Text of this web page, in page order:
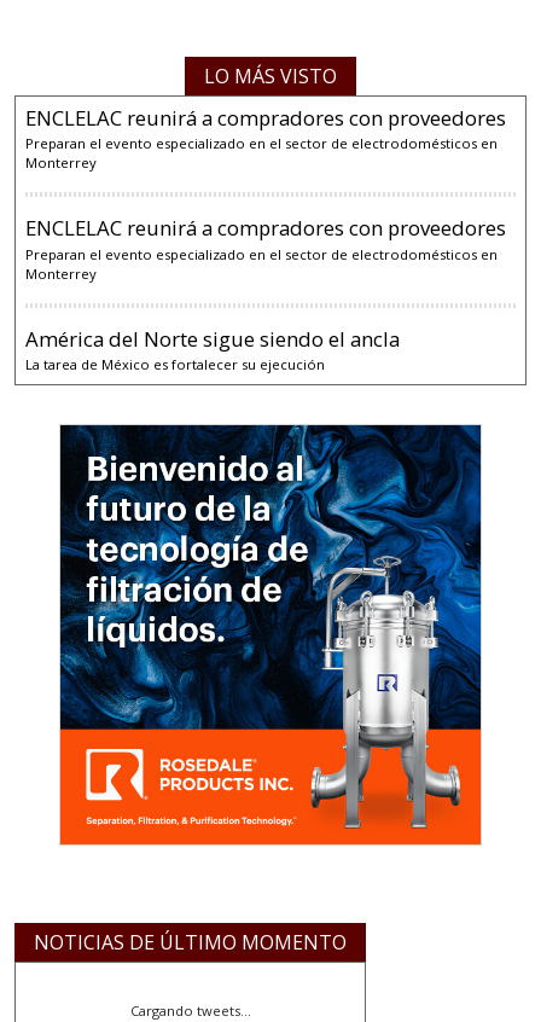
LO MÁS VISTO
ENCLELAC reunirá a compradores con proveedores
Preparan el evento especializado en el sector de electrodomésticos en
Monterrey
ENCLELAC reunirá a compradores con proveedores
Preparan el evento especializado en el sector de electrodomésticos en
Monterrey
América del Norte sigue siendo el ancla
La tarea de México es fortalecer su ejecución
NOTICIAS DE ÚLTIMO MOMENTO
Cargando tweets...